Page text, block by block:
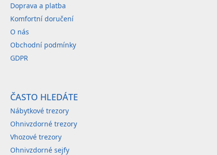
Doprava a platba
Komfortní doručení
O nás
Obchodní podmínky
GDPR
ČASTO HLEDÁTE
Nábytkové trezory
Ohnivzdorné trezory
Vhozové trezory
Ohnivzdorné sejfy